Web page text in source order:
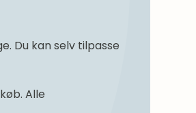
Du kan selv tilpasse
Alle